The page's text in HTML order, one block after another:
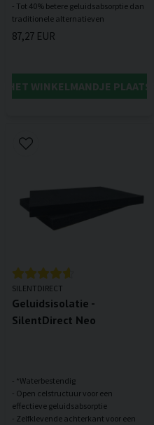
- Tot 40% betere geluidsabsorptie dan
87,27 EUR
HET WINKELMANDJE
SILENTDIRECT
Geluidsisolatie -
SilentDirect Neo
- *Waterbestendig
- Open celstructuur voor een
effectieve geluidsabsorptie
- Zelfklevende achterkant voor een